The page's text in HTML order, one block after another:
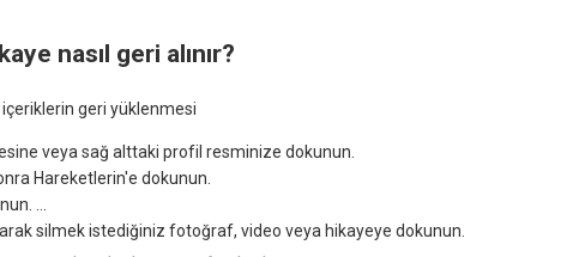
nasıl geri alınır?
geri yüklenmesi
veya sağ alttaki profil resminize dokunun.
Hareketlerin'e dokunun.
...
silmek istediğiniz fotoğraf, video veya hikayeye dokunun.